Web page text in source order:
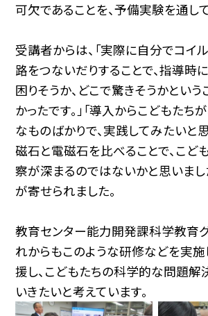
可欠であることを、予備実験を通し
受講者からは、「実際に自分でコイ
路をつないだりすることで、指導時
困りそうか、どこで驚きそうかという
かったです。」「導入からこどもたち
なものばかりで、実践してみたいと
磁石と電磁石を比べることで、こど
察が深まるのではないかと思いまし
が寄せられました。
教育センター能力開発課科学教育
れからもこのような研修などを実
援し、こどもたちの科学的な問題解
いきたいと考えています。